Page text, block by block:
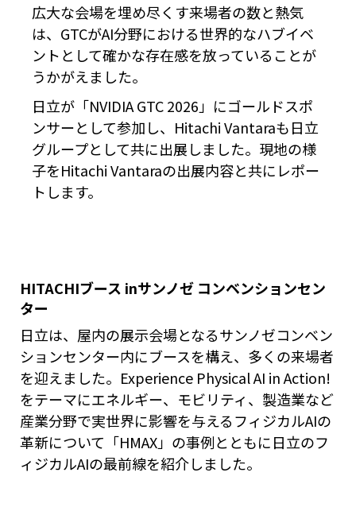
広大な会場を埋め尽くす来場者の数と熱気
は、GTCがAI分野における世界的なハブイベ
ントとして確かな存在感を放っていることが
うかがえました。
日立が「NVIDIA GTC 2026」にゴールドスポ
ンサーとして参加し、Hitachi Vantaraも日立
グループとして共に出展しました。現地の様
子をHitachi Vantaraの出展内容と共にレポー
トします。
HITACHIブース inサンノゼ コンベンションセン
ター
日立は、屋内の展示会場となるサンノゼコンベン
ションセンター内にブースを構え、多くの来場者
を迎えました。Experience Physical AI in Action!
をテーマにエネルギー、モビリティ、製造業など
産業分野で実世界に影響を与えるフィジカルAIの
革新について「HMAX」の事例とともに日立のフ
ィジカルAIの最前線を紹介しました。